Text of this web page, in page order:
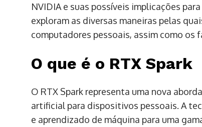
NVIDIA e suas possíveis implicações
exploram as diversas maneiras pelas
computadores pessoais, assim como os
O que é o RTX Spark
O RTX Spark representa uma nova
artificial para dispositivos pessoais. A
e aprendizado de máquina para uma